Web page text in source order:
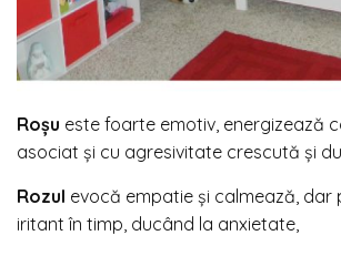
Roșu este foarte emotiv, energizează
asociat și cu agresivitate crescută și
Rozul evocă empatie și calmează, dar
iritant în timp, ducând la anxietate,